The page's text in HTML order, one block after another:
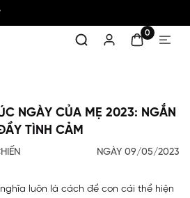
0
NGÀY CỦA MẸ 2023: NGẮN
TÌNH CẢM
NGÀY 09/05/2023
luôn là cách để con cái thể hiện